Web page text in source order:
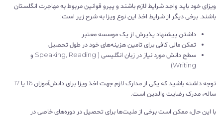
ویزای خود باید واجد شرایط لازم باشند و پیرو قوانین مربوط به مهاجرت انگلستان
باشند. برخی دیگر از شرایط اخذ این نوع ویزا به شرح زیر است:
داشتن پیشنهاد پذیرش از یک موسسه معتبر
تمکن مالی کافی برای تامین هزینه‌های خود در طول تحصیل
سطح دانش مورد نیاز در زبان انگلیسی ( Speaking, Reading و
Writing)
توجه داشته باشید که یکی از مدارک لازم جهت اخذ ویزا برای دانش‌آموزان 16 یا 17
ساله، مدرک رضایت والدین است.
با این حال، ممکن است برخی از ملیت‌ها برای تحصیل در دوره‌های خاصی در